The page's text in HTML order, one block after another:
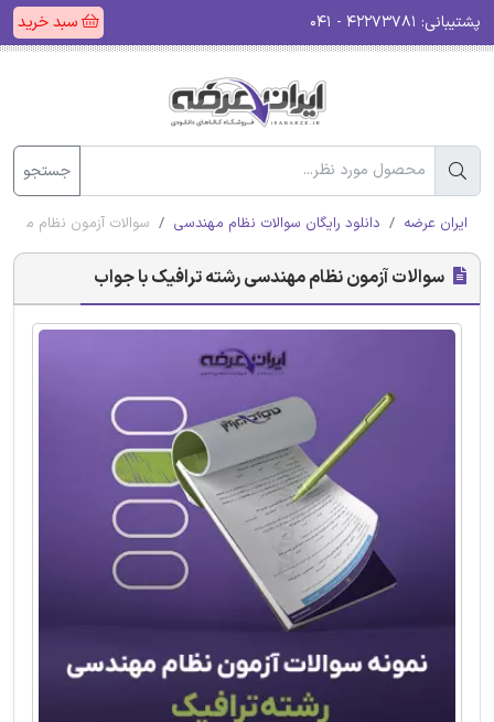
پشتیبانی: سبد خرید
جستجو
ایران عرضه دانلود رایگان سوالات نظام مهندسی سوالات آزمون نظام
سوالات آزمون نظام مهندسی رشته ترافیک با جواب